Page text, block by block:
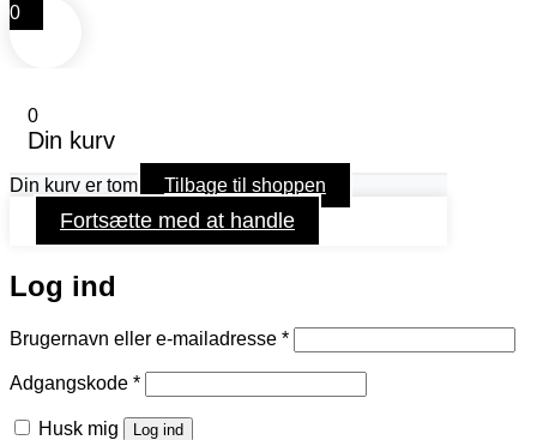
0
0
Din kurv
Din kurv er tom Tilbage til shoppen
Fortsætte med at handle
Log ind
Brugernavn eller e-mailadresse *Påkrævet
Adgangskode *Påkrævet
Husk mig Log ind